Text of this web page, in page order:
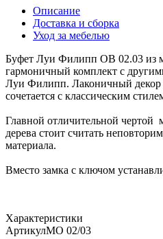
Описание
Доставка и сборка
Уход за мебелью
Буфет Луи Филипп ОВ 02.03 из
гармоничный комплект с
Луи Филипп. Лаконичный декор
сочетается с классическим
Главной отличительной чертой
дерева стоит считать
материала.
Вместо замка с ключом
Характеристики
АртикулМО 02/03